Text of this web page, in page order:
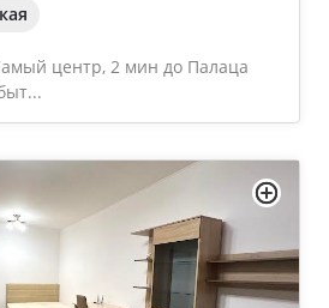
центр, 2 мин до Палаца